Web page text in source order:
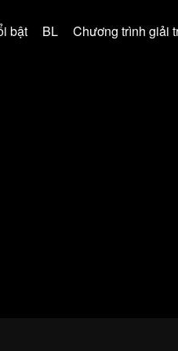
bật BL Chương trình giải